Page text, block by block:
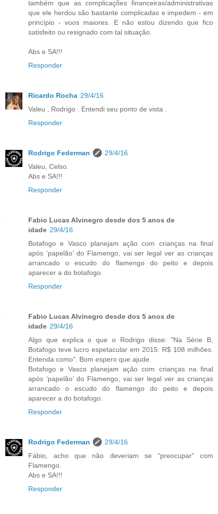
também que as complicações financeiras/administrativas
que ele herdou são bastante complicadas e impedem - em
princípio - voos maiores. E não estou dizendo que fico
satisfeito ou resignado com tal situação.
Abs e SA!!!
Responder
Ricardo Rocha 29/4/16
Valeu , Rodrigo . Entendi seu ponto de vista .
Responder
Rodrigo Federman
29/4/16
Valeu, Celso.
Abs e SA!!!
Responder
Fabio Lucas Alvinegro desde dos 5 anos de
idade 29/4/16
Botafogo e Vasco planejam ação com crianças na final
após ‘papelão’ do Flamengo, vai ser legal ver as crianças
arrancado o escudo do flamengo do peito e depois
aparecer a do botafogo.
Responder
Fabio Lucas Alvinegro desde dos 5 anos de
idade 29/4/16
Algo que explica o que o Rodrigo disse: "Na Série B,
Botafogo teve lucro espetacular em 2015: R$ 108 milhões.
Entenda como". Bom espero que ajude.
Botafogo e Vasco planejam ação com crianças na final
após ‘papelão’ do Flamengo, vai ser legal ver as crianças
arrancado o escudo do flamengo do peito e depois
aparecer a do botafogo.
Responder
Rodrigo Federman
29/4/16
Fábio, acho que não deveriam se "preocupar" com
Flamengo.
Abs e SA!!!
Responder